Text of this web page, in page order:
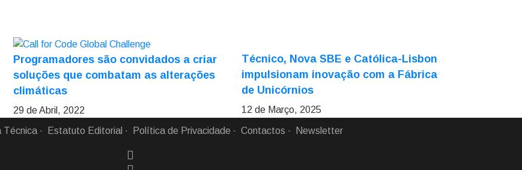
Programadores são convidados a criar
soluções que combatam as alterações
climáticas
29 de Abril, 2022
Técnico, Nova SBE e Católica-Lisbon
impulsionam inovação com a Fábrica
de Unicórnios
12 de Março, 2025
Técnica Estatuto Editorial Política de Privacidade Contactos Newsletter